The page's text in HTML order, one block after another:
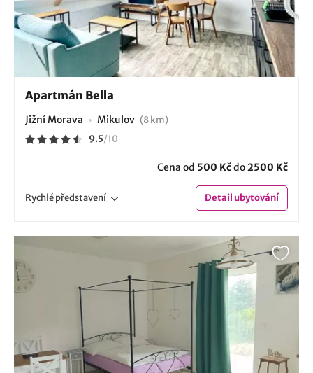
Apartmán Bella
Jižní Morava Mikulov (8 km)
9.5/10
Cena od 500 Kčdo2500 Kč
Rychlépředstavení Detailubytování